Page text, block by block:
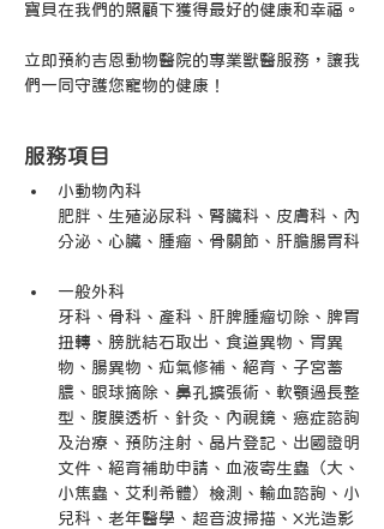
寶貝在我們的照顧下獲得最好的健康和幸福。
立即預約吉恩動物醫院的專業獸醫服務，讓我
們一同守護您寵物的健康！
服務項目
小動物內科
肥胖、生殖泌尿科、腎臟科、皮膚科、內
分泌、心臟、腫瘤、骨關節、肝膽腸胃科
一般外科
牙科、骨科、產科、肝脾腫瘤切除、脾胃
扭轉、膀胱結石取出、食道異物、胃異
物、腸異物、疝氣修補、絕育、子宮蓄
膿、眼球摘除、鼻孔擴張術、軟顎過長整
型、腹膜透析、針灸、內視鏡、癌症諮詢
及治療、預防注射、晶片登記、出國證明
文件、絕育補助申請、血液寄生蟲（大、
小焦蟲、艾利希體）檢測、輸血諮詢、小
兒科、老年醫學、超音波掃描、X光造影